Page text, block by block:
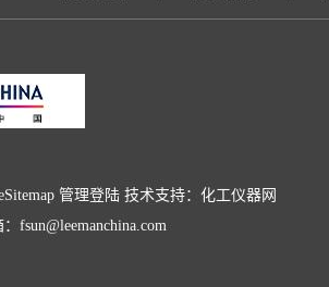
管理登陆 技术支持： 化工仪器网